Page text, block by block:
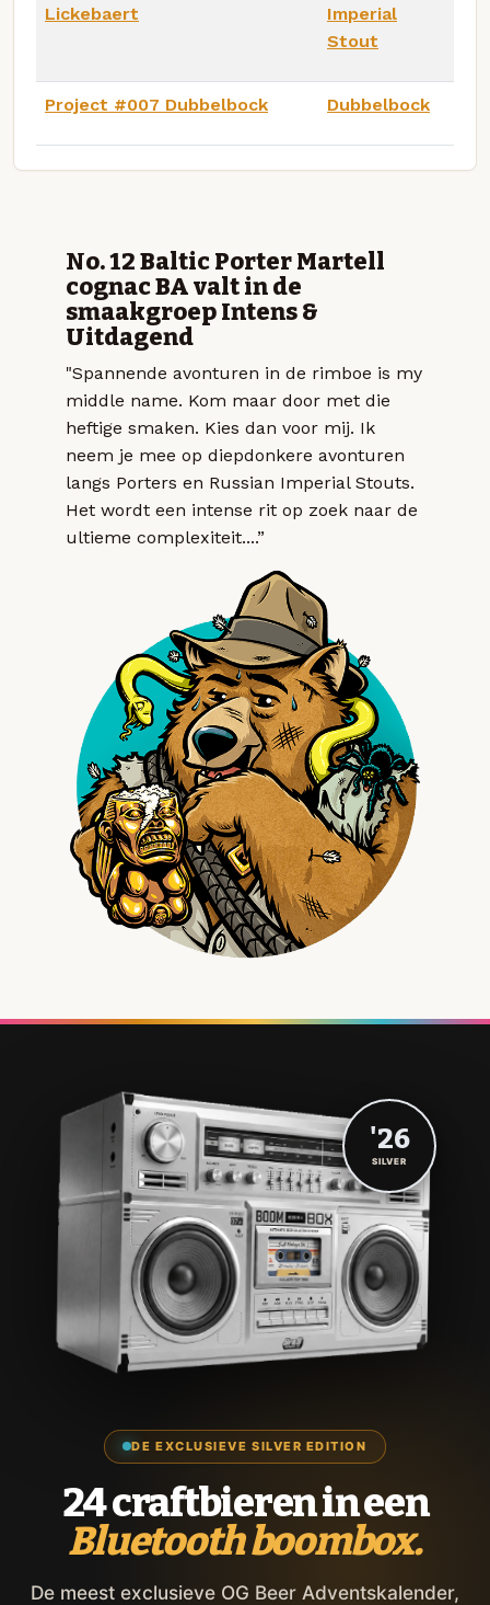
Lickebaert
Imperial
Stout
Project #007 Dubbelbock Dubbelbock
No. 12 Baltic Porter Martell
cognac BA valt in de
smaakgroep Intens &
Uitdagend
"Spannende avonturen in de rimboe is my
middle name. Kom maar door met die
heftige smaken. Kies dan voor mij. Ik
neem je mee op diepdonkere avonturen
langs Porters en Russian Imperial Stouts.
Het wordt een intense rit op zoek naar de
ultieme complexiteit....”
DE EXCLUSIEVE SILVER EDITION
24 craftbieren in een
Bluetooth boombox.
De meest exclusieve OG Beer Adventskalender,
'26
SILVER